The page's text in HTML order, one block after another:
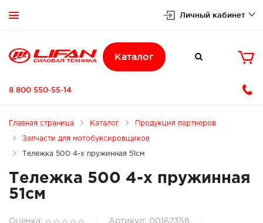
 Личный кабинет
Каталог  
8 800 550-55-14
Главная страница Каталог Продукция партнеров
Запчасти для мотобуксировщиков
Тележка 500 4-х пружинная 51см
Тележка 500 4-х пружинная
51см
Оценка: Артикул: 00162358